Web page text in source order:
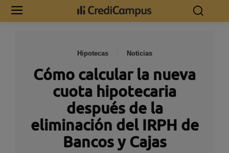
Hipotecas Noticias
Cómo calcular la nueva
cuota hipotecaria
después de la
eliminación del IRPH de
Bancos y Cajas